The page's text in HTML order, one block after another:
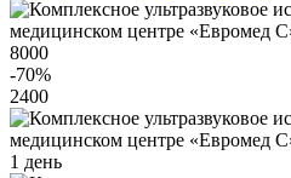
8000
-70%
2400
1 день